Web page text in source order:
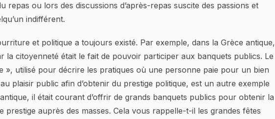
repas ou lors des discussions d’après-repas suscite des passions et
indifférent.
et politique a toujours existé. Par exemple, dans la Grèce antique,
la citoyenneté était le fait de pouvoir participer aux banquets publics. Le
», utilisé pour décrire les pratiques où une personne paie pour un bien
au plaisir public afin d’obtenir du prestige politique, est un autre exemple
il était courant d’offrir de grands banquets publics pour obtenir la
prestige auprès des masses. Cela vous rappelle-t-il les grandes fêtes